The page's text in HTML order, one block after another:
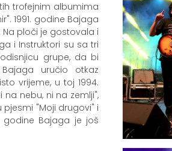
trofejnim albumima
1991. godine Bajaga
ploči je gostovala i
i Instruktori su sa tri
grupe, da bi
uručio otkaz
vrijeme, u toj 1994.
na nebu, ni na zemlji",
pjesmi "Moji drugovi" i
godine Bajaga je još